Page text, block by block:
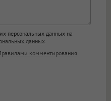
<s>, <big>,
<ul>, <ol>, <li>,
HTML,
становятся
будет
персональных данных на
данных
комментирования